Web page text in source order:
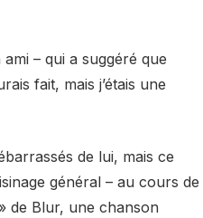
– qui a suggéré que
fait, mais j’étais une
de lui, mais ce
général – au cours de
de Blur, une chanson